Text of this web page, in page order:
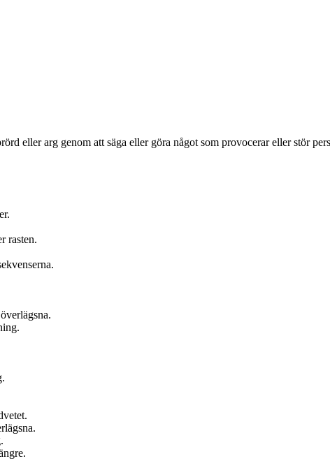
eller arg genom att säga eller göra något som provocerar eller stör
rasten.